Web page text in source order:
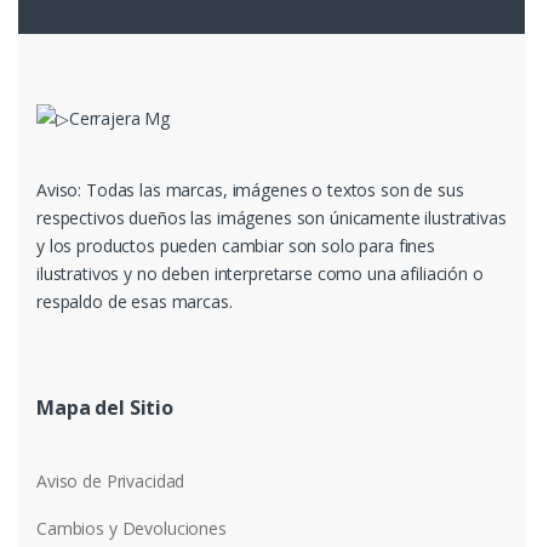
Aviso: Todas las marcas, imágenes o textos son de sus
respectivos dueños las imágenes son únicamente ilustrativas
y los productos pueden cambiar son solo para fines
ilustrativos y no deben interpretarse como una afiliación o
respaldo de esas marcas.
Mapa del Sitio
Aviso de Privacidad
Cambios y Devoluciones